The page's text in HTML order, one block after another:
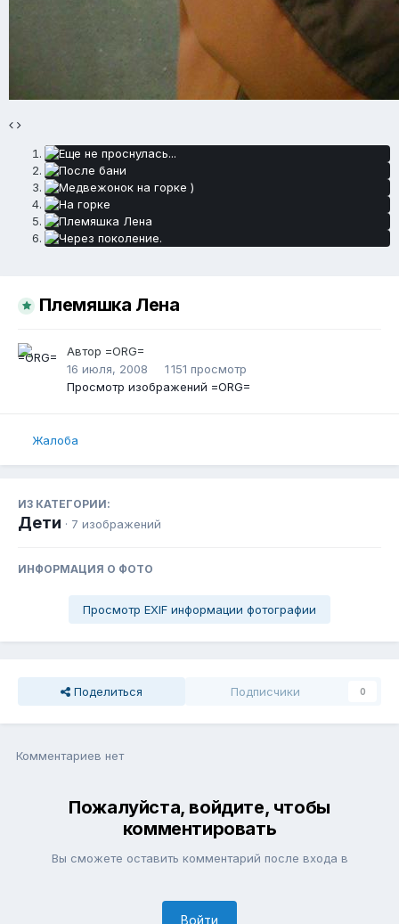
Племяшка Лена
Автор =ORG=
16 июля, 2008
1 151 просмотр
Просмотр изображений =ORG=
Жалоба
ИЗ КАТЕГОРИИ:
Дети · 7 изображений
ИНФОРМАЦИЯ О ФОТО
Просмотр EXIF информации фотографии
Поделиться Подписчики 0
Комментариев нет
Пожалуйста, войдите, чтобы
комментировать
Вы сможете оставить комментарий после входа в
Войти